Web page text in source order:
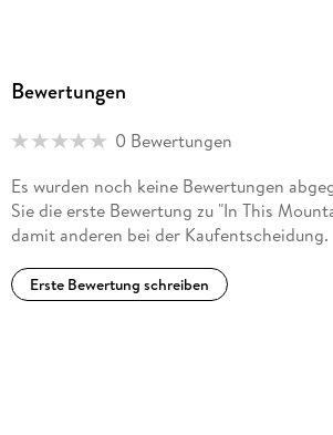
Bewertungen
0 Bewertungen
Es wurden noch keine Bewertungen
Sie die erste Bewertung zu "In This
damit anderen bei der Kaufentscheidung.
Erste Bewertung schreiben